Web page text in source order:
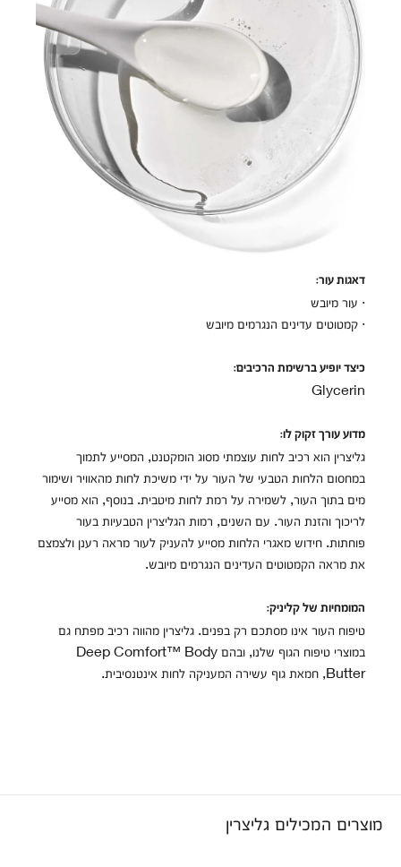
דאגות עור:
· עור מיובש
· קמטוטים עדינים הנגרמים מיובש
כיצד יופיע ברשימת הרכיבים:
Glycerin
מדוע עורך זקוק לו:
גליצרין הוא רכיב לחות עוצמתי מסוג הומקטנט, המסייע לתמוך
במחסום הלחות הטבעי של העור על ידי משיכת לחות מהאוויר ושימור
מים בתוך העור, לשמירה על רמת לחות מיטבית. בנוסף, הוא מסייע
לריכוך והזנת העור. עם השנים, רמות הגליצרין הטבעיות בעור
פוחתות. חידוש מאגרי הלחות מסייע להעניק לעור מראה רענן ולצמצם
את מראה הקמטוטים העדינים הנגרמים מיובש.
המומחיות של קליניק:
טיפוח העור אינו מסתכם רק בפנים. גליצרין מהווה רכיב מפתח גם
במוצרי טיפוח הגוף שלנו, ובהם Deep Comfort™ Body
Butter, חמאת גוף עשירה המעניקה לחות אינטנסיבית.
מוצרים המכילים גליצרין